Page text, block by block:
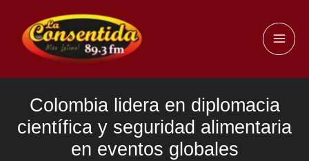
contenido
Colombia lidera en diplomacia
científica y seguridad alimentaria
en eventos globales